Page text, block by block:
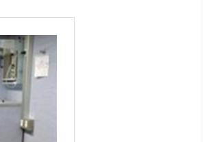
15 septiembre, 2024